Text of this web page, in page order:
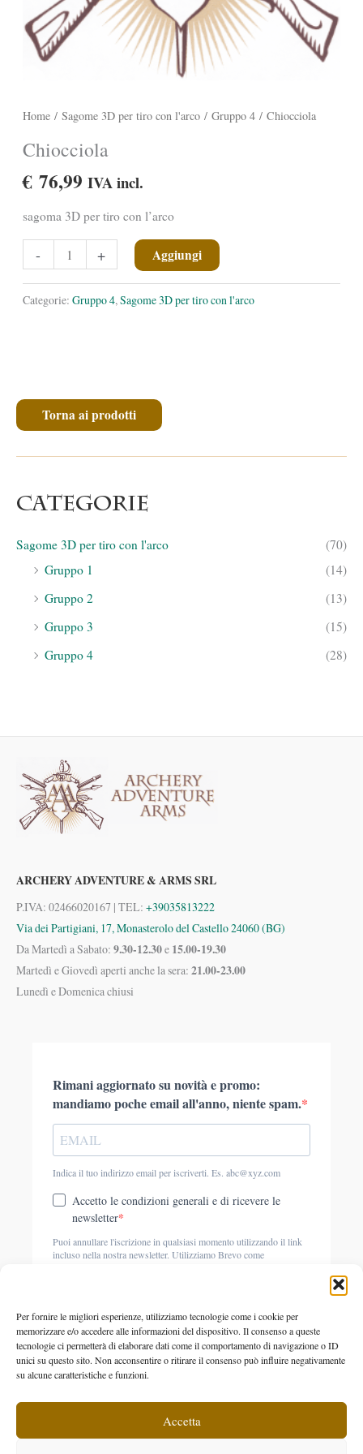
Per fornire le migliori esperienze, utilizziamo tecnologie come i cookie per
memorizzare e/o accedere alle informazioni del dispositivo. Il consenso a queste
tecnologie ci permetterà di elaborare dati come il comportamento di navigazione o ID
unici su questo sito. Non acconsentire o ritirare il consenso può influire negativamente
su alcune caratteristiche e funzioni.
Accetta
Torna ai prodotti
Categorie
Sagome 3D per tiro con l'arco
(70)
Gruppo 1
(14)
Gruppo 2
(13)
Gruppo 3
(15)
Gruppo 4
(28)
Home/ Sagome 3D per tiro con l'arco/ Gruppo 4/ Chiocciola
Chiocciola
€ 76,99 IVA incl.
sagoma 3D per tiro con l’arco
-
Chiocciola
quantità
+ Aggiungi
Categorie: Gruppo 4,Sagome 3D per tiro con l'arco
ARCHERY ADVENTURE & ARMS SRL
P.IVA: 02466020167 | TEL: +39035813222
Via dei Partigiani, 17, Monasterolo del Castello 24060 (BG)
Da Martedì a Sabato: 9.30-12.30e 15.00-19.30
Martedì e Giovedì aperti anche la sera: 21.00-23.00
Lunedì e Domenica chiusi